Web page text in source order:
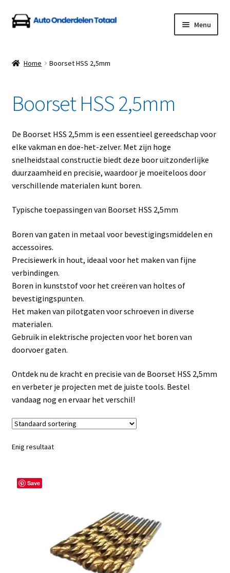
Ga
door
navigatie
Ga
naar
inhoud
Menu
Auto Onderdelen Shop
Betalen en Verzenden
Blog
Contact
Klantenservice
Linkpartners
Over Ons
Overzicht
Privacybeleid
Retourbeleid
Videos
Winkelwagen
Home Boorset HSS 2,5mm
Boorset HSS 2,5mm
De Boorset HSS 2,5mm is een essentieel gereedschap voor
elke vakman en doe-het-zelver. Met zijn hoge
snelheidstaal constructie biedt deze boor uitzonderlijke
duurzaamheid en precisie, waardoor je moeiteloos door
verschillende materialen kunt boren.
Typische toepassingen van Boorset HSS 2,5mm
Boren van gaten in metaal voor bevestigingsmiddelen en
accessoires.
Precisiewerk in hout, ideaal voor het maken van fijne
verbindingen.
Boren in kunststof voor het creëren van holtes of
bevestigingspunten.
Het maken van pilotgaten voor schroeven in diverse
materialen.
Gebruik in elektrische projecten voor het boren van
doorvoer gaten.
Ontdek nu de kracht en precisie van de Boorset HSS 2,5mm
en verbeter je projecten met de juiste tools. Bestel
vandaag nog en ervaar het verschil!
Enig resultaat
Save